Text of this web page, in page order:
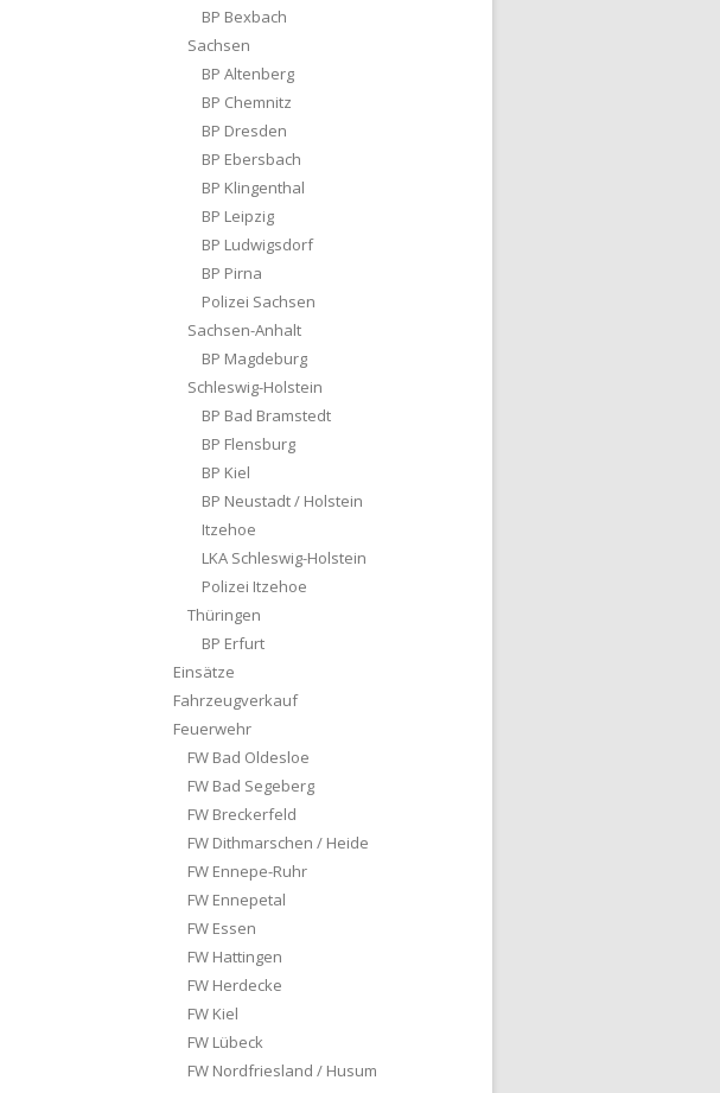
BP Bexbach
Sachsen
BP Altenberg
BP Chemnitz
BP Dresden
BP Ebersbach
BP Klingenthal
BP Leipzig
BP Ludwigsdorf
BP Pirna
Polizei Sachsen
Sachsen-Anhalt
BP Magdeburg
Schleswig-Holstein
BP Bad Bramstedt
BP Flensburg
BP Kiel
BP Neustadt / Holstein
Itzehoe
LKA Schleswig-Holstein
Polizei Itzehoe
Thüringen
BP Erfurt
Einsätze
Fahrzeugverkauf
Feuerwehr
FW Bad Oldesloe
FW Bad Segeberg
FW Breckerfeld
FW Dithmarschen / Heide
FW Ennepe-Ruhr
FW Ennepetal
FW Essen
FW Hattingen
FW Herdecke
FW Kiel
FW Lübeck
FW Nordfriesland / Husum